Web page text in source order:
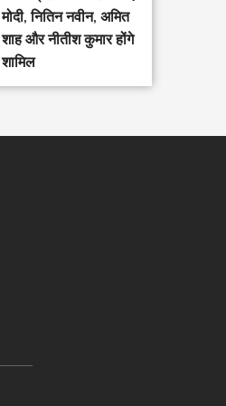
मोदी, नितिन नवीन, अमित
शाह और नीतीश कुमार होंगे
शामिल